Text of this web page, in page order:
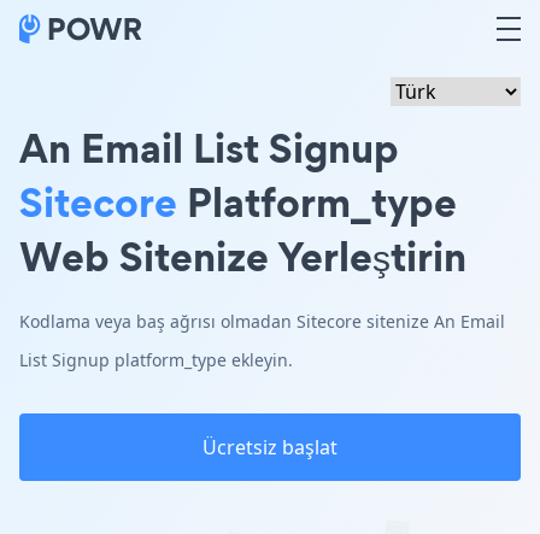
An Email List Signup
Sitecore Platform_type
Web Sitenize Yerleştirin
Kodlama veya baş ağrısı olmadan Sitecore sitenize An Email
List Signup platform_type ekleyin.
Ücretsiz başlat